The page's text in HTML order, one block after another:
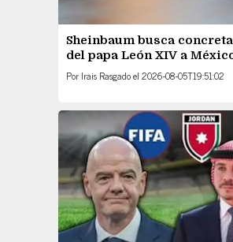
Sheinbaum busca
del papa León XIV a
Por Irais Rasgadoel 2026-08-05T19:51:02